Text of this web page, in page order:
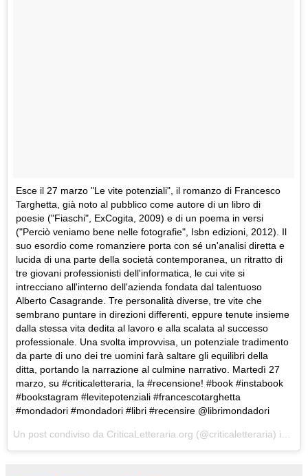
Esce il 27 marzo "Le vite potenziali", il romanzo di Francesco
Targhetta, già noto al pubblico come autore di un libro di
poesie ("Fiaschi", ExCogita, 2009) e di un poema in versi
("Perciò veniamo bene nelle fotografie", Isbn edizioni, 2012). Il
suo esordio come romanziere porta con sé un'analisi diretta e
lucida di una parte della società contemporanea, un ritratto di
tre giovani professionisti dell'informatica, le cui vite si
intrecciano all'interno dell'azienda fondata dal talentuoso
Alberto Casagrande. Tre personalità diverse, tre vite che
sembrano puntare in direzioni differenti, eppure tenute insieme
dalla stessa vita dedita al lavoro e alla scalata al successo
professionale. Una svolta improvvisa, un potenziale tradimento
da parte di uno dei tre uomini farà saltare gli equilibri della
ditta, portando la narrazione al culmine narrativo. Martedì 27
marzo, su #criticaletteraria, la #recensione! #book #instabook
#bookstagram #levitepotenziali #francescotarghetta
#mondadori #mondadori #libri #recensire @librimondadori
Un post condiviso da CriticaLetteraria.org (@criticaletteraria) in data: